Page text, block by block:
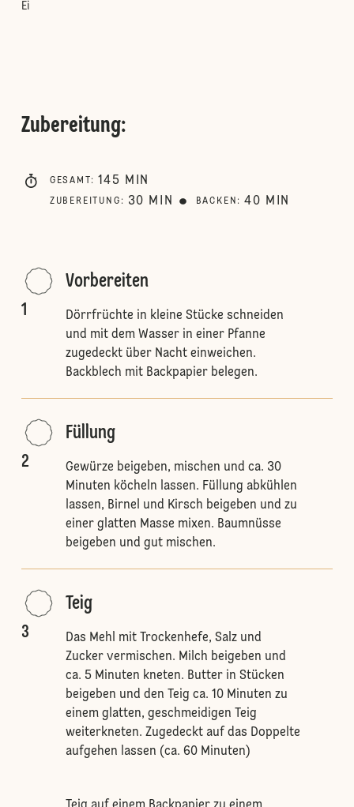
Ei
Zubereitung:
GESAMT : 145 MIN
ZUBEREITUNG : 30 MIN BACKEN : 40 MIN
1
Vorbereiten
Dörrfrüchte in kleine Stücke schneiden
und mit dem Wasser in einer Pfanne
zugedeckt über Nacht einweichen.
Backblech mit Backpapier belegen.
2
Füllung
Gewürze beigeben, mischen und ca. 30
Minuten köcheln lassen. Füllung abkühlen
lassen, Birnel und Kirsch beigeben und zu
einer glatten Masse mixen. Baumnüsse
beigeben und gut mischen.
3
Teig
Das Mehl mit Trockenhefe, Salz und
Zucker vermischen. Milch beigeben und
ca. 5 Minuten kneten. Butter in Stücken
beigeben und den Teig ca. 10 Minuten zu
einem glatten, geschmeidigen Teig
weiterkneten. Zugedeckt auf das Doppelte
aufgehen lassen (ca. 60 Minuten)